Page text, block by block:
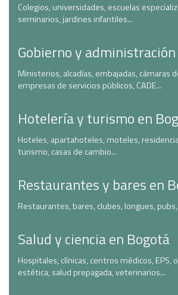
Colegios, universidades, escuelas
seminarios, jardines infantiles...
Gobierno y
Ministerios, alcadías, embajadas, cámaras
empresas de servicios públicos, CADE...
Hotelería y turismo en
Hoteles, apartahoteles, moteles,
turismo, casas de cambio...
Restaurantes y bares en
Restaurantes, bares, clubes, longues,
Salud y ciencia en Bogotá
Hospitales, clínicas, centros médicos, EPS,
estética, salud prepagada, veterinarios...